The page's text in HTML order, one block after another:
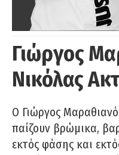
Γιώργος
Νικόλας
Ο Γιώργος
παίζουν βρώμικα,
εκτός φάσης και